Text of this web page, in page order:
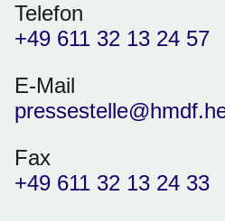
Telefon
+49 611 32 13 24 57
E-Mail
Fax
+49 611 32 13 24 33